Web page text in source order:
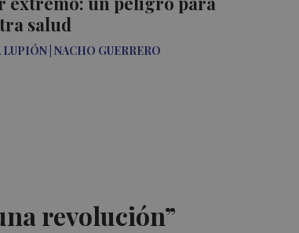
salud
LUPIÓN | NACHO GUERRERO
revolución”